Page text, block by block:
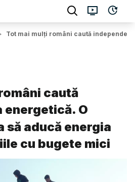
Tot mai mulți români caută
caută
energetică. O
să aducă energia
cu bugete mici